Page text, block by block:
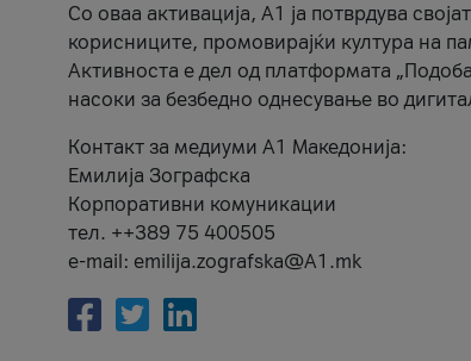
Со оваа активација, А1 ја потврдува
корисниците, промовирајќи култура на
Активноста е дел од платформата
насоки за безбедно однесување во
Контакт за медиуми А1 Македонија:
Емилија Зографска
Корпоративни комуникации
тел. ++389 75 400505
e-mail: emilija.zografska@A1.mk